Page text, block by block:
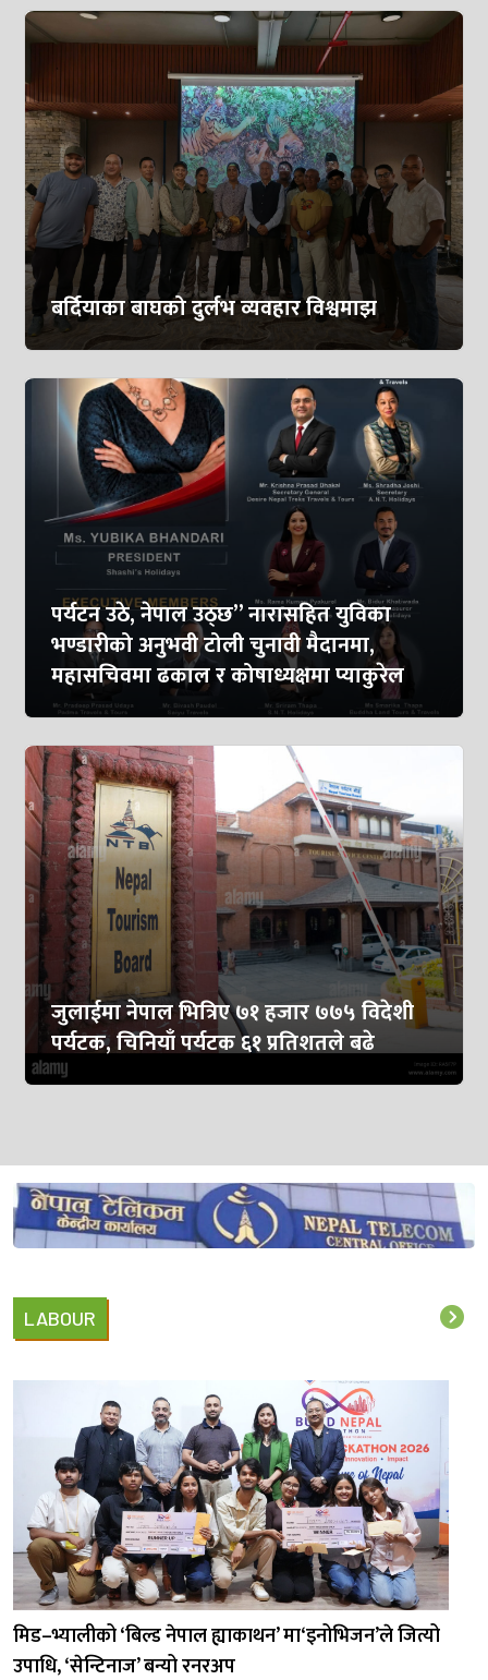
बर्दियाका बाघको दुर्लभ व्यवहार विश्वमाझ
पर्यटन उठे, नेपाल उठ्छ” नारासहित युविका
भण्डारीको अनुभवी टोली चुनावी मैदानमा,
महासचिवमा ढकाल र कोषाध्यक्षमा प्याकुरेल
जुलाईमा नेपाल भित्रिए ७१ हजार ७७५ विदेशी
पर्यटक, चिनियाँ पर्यटक ६१ प्रतिशतले बढे
LABOUR
मिड–भ्यालीको ‘बिल्ड नेपाल ह्याकाथन’ मा‘इनोभिजन’ले जित्यो
उपाधि, ‘सेन्टिनाज’ बन्यो रनरअप